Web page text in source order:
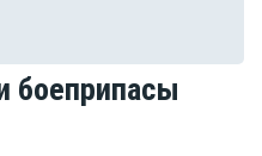
боеприпасы